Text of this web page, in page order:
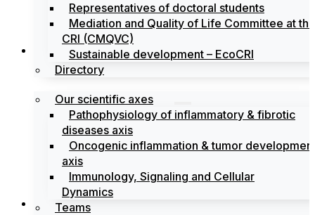
Representatives of doctoral students
Mediation and Quality of Life Committee at the
CRI (CMQVC)
Sustainable development – EcoCRI
Directory
Search
Our scientific axes
Pathophysiology of inflammatory & fibrotic
diseases axis
Oncogenic inflammation & tumor
axis
Immunology, Signaling and Cellular
Dynamics
Teams
Training